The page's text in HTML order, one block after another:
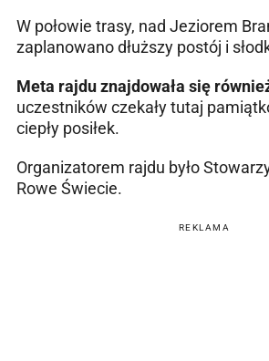
W połowie trasy, nad Jeziorem
zaplanowano dłuższy postój i
Meta rajdu znajdowała się
uczestników czekały tutaj
ciepły posiłek.
Organizatorem rajdu było
Rowe Świecie.
REKLAMA